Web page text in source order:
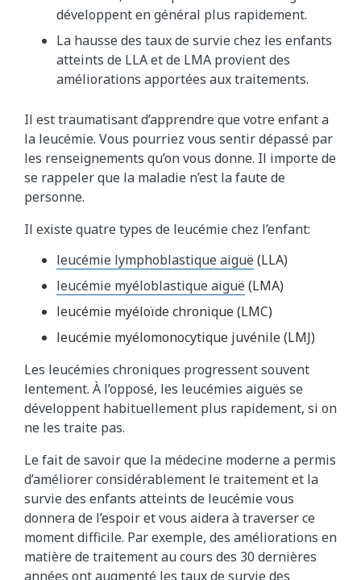
développent en général plus rapidement.
La hausse des taux de survie chez les enfants
atteints de LLA et de LMA provient des
améliorations apportées aux traitements.
Il est traumatisant d’apprendre que votre enfant a
la leucémie. Vous pourriez vous sentir dépassé par
les renseignements qu’on vous donne. Il importe de
se rappeler que la maladie n’est la faute de
personne.
Il existe quatre types de leucémie chez l’enfant:
leucémie lymphoblastique aiguë(LLA)
leucémie myéloblastique aiguë(LMA)
leucémie myéloïde chronique (LMC)
leucémie myélomonocytique juvénile (LMJ)
Les leucémies chroniques progressent souvent
lentement. À l’opposé, les leucémies aiguës se
développent habituellement plus rapidement, si on
ne les traite pas.
Le fait de savoir que la médecine moderne a permis
d’améliorer considérablement le traitement et la
survie des enfants atteints de leucémie vous
donnera de l’espoir et vous aidera à traverser ce
moment difficile. Par exemple, des améliorations en
matière de traitement au cours des 30 dernières
années ont augmenté les taux de survie des